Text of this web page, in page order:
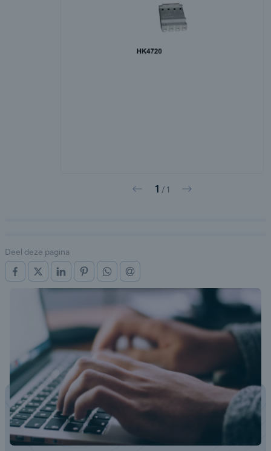
Vorige
1 / 1 Volgende
Deel deze pagina
OP FACEBOOK
OP X (TWITTER)
OP LINKEDINOP PINTERESTOP WHATSAPP